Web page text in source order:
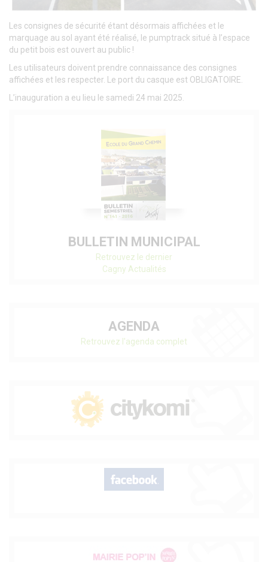
Les consignes de sécurité étant désormais affichées et le
marquage au sol ayant été réalisé, le pumptrack situé à l’espace
du petit bois est ouvert au public !
Les utilisateurs doivent prendre connaissance des consignes
affichées et les respecter. Le port du casque est OBLIGATOIRE.
L’inauguration a eu lieu le samedi 24 mai 2025.
BULLETIN MUNICIPAL
Retrouvez le dernier
Cagny Actualités
AGENDA
Retrouvez l'agenda complet